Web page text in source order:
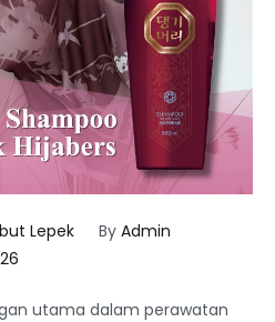
Lepek By Admin
utama dalam perawatan